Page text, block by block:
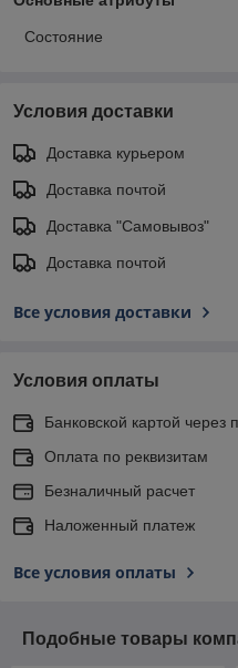
Состояние
Условия доставки
Доставка курьером
Доставка почтой
Доставка "Самовывоз"
Доставка почтой
Все условия доставки
Условия оплаты
Банковской картой
Оплата по реквизитам
Безналичный расчет
Наложенный платеж
Все условия оплаты
Подобные товары